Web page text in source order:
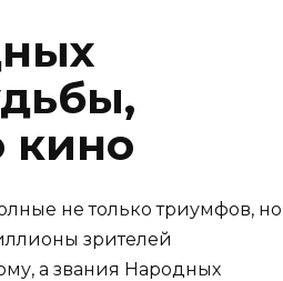
кино
не только триумфов, но
зрителей
а звания Народных